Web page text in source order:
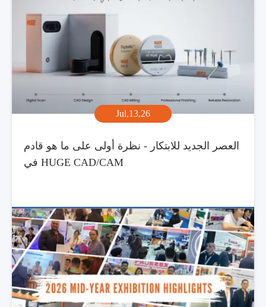
Jul,13,26
العصر الجديد للابتكار - نظرة أولى على ما هو قادم
في HUGE CAD/CAM